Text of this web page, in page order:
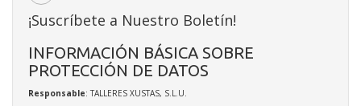
¡Suscríbete a Nuestro Boletín!
INFORMACIÓN BÁSICA SOBRE
PROTECCIÓN DE DATOS
Responsable: TALLERES XUSTAS, S.L.U.